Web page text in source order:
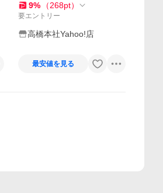
9% （268pt）
要エントリー
高橋本社Yahoo!店
最安値を見る